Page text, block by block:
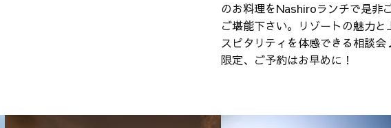
のお料理をNashiroランチで是非ご
ご堪能下さい。リゾートの魅力と
スピタリティを体感できる相談
限定、ご予約はお早めに！